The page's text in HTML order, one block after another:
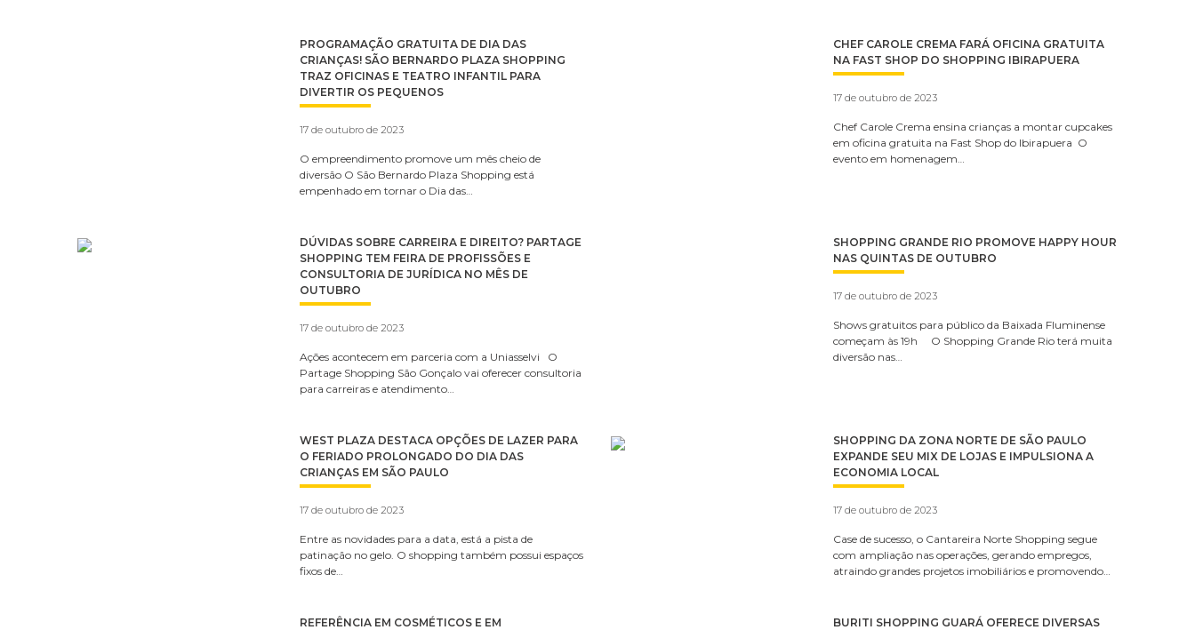
PROGRAMAÇÃO GRATUITA DE DIA DAS
CRIANÇAS! SÃO BERNARDO PLAZA SHOPPING
TRAZ OFICINAS E TEATRO INFANTIL PARA
DIVERTIR OS PEQUENOS
17 de outubro de 2023
O empreendimento promove um mês cheio de
diversão O São Bernardo Plaza Shopping está
empenhado em tornar o Dia das…
CHEF CAROLE CREMA FARÁ OFICINA GRATUITA
NA FAST SHOP DO SHOPPING IBIRAPUERA
17 de outubro de 2023
Chef Carole Crema ensina crianças a montar cupcakes
em oficina gratuita na Fast Shop do Ibirapuera O
evento em homenagem…
DÚVIDAS SOBRE CARREIRA E DIREITO? PARTAGE
SHOPPING TEM FEIRA DE PROFISSÕES E
CONSULTORIA DE JURÍDICA NO MÊS DE
OUTUBRO
17 de outubro de 2023
Ações acontecem em parceria com a Uniasselvi O
Partage Shopping São Gonçalo vai oferecer consultoria
para carreiras e atendimento…
SHOPPING GRANDE RIO PROMOVE HAPPY HOUR
NAS QUINTAS DE OUTUBRO
17 de outubro de 2023
Shows gratuitos para público da Baixada Fluminense
começam às 19h O Shopping Grande Rio terá muita
diversão nas…
WEST PLAZA DESTACA OPÇÕES DE LAZER PARA
O FERIADO PROLONGADO DO DIA DAS
CRIANÇAS EM SÃO PAULO
17 de outubro de 2023
Entre as novidades para a data, está a pista de
patinação no gelo. O shopping também possui espaços
fixos de…
SHOPPING DA ZONA NORTE DE SÃO PAULO
EXPANDE SEU MIX DE LOJAS E IMPULSIONA A
ECONOMIA LOCAL
17 de outubro de 2023
Case de sucesso, o Cantareira Norte Shopping segue
com ampliação nas operações, gerando empregos,
atraindo grandes projetos imobiliários e promovendo…
REFERÊNCIA EM COSMÉTICOS E EM
BURITI SHOPPING GUARÁ OFERECE DIVERSAS